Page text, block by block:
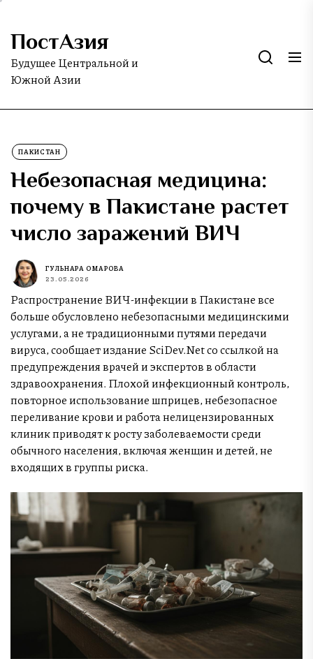
Skip
the
content
ПостАзия
Будущее Центральной и
Южной Азии
ПАКИСТАН
Небезопасная медицина:
почему в Пакистане растет
число заражений ВИЧ
ГУЛЬНАРА ОМАРОВА
23.05.2026
Распространение ВИЧ-инфекции в Пакистане все
больше обусловлено небезопасными медицинскими
услугами, а не традиционными путями передачи
вируса, сообщает издание SciDev.Net со ссылкой на
предупреждения врачей и экспертов в области
здравоохранения. Плохой инфекционный контроль,
повторное использование шприцев, небезопасное
переливание крови и работа нелицензированных
клиник приводят к росту заболеваемости среди
обычного населения, включая женщин и детей, не
входящих в группы риска.